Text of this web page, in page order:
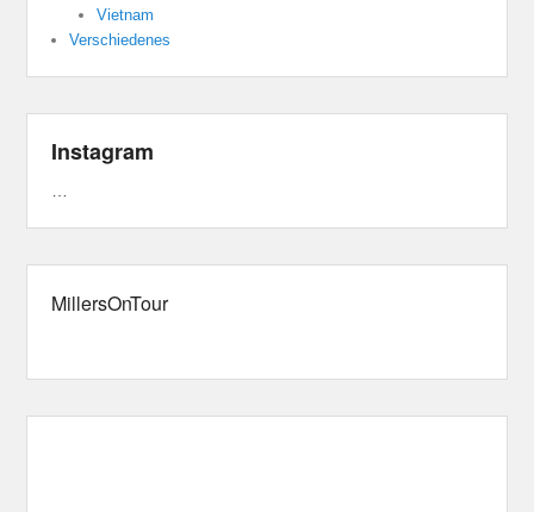
Vietnam
Verschiedenes
Instagram
MillersOnTour